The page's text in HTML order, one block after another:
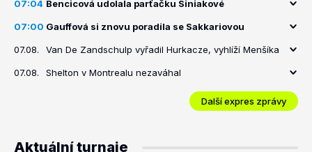
07:04 Bencicová udolala parťačku Siniakové
07:00 Gauffová si znovu poradila se Sakkariovou
07.08. Van De Zandschulp vyřadil Hurkacze, vyhlíží Menšíka
07.08. Shelton v Montrealu nezaváhal
Další expres zprávy
Aktuální turnaje